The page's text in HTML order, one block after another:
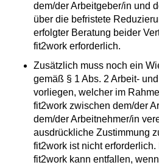
dem/der Arbeitgeber/in und
über die befristete
erfolgter Beratung beider
fit2work erforderlich.
Zusätzlich muss noch ein
gemäß § 1 Abs. 2 Arbeit-
vorliegen, welcher im
fit2work zwischen dem/der
dem/der Arbeitnehmer/in
ausdrückliche Zustimmung
fit2work ist nicht
fit2work kann entfallen,